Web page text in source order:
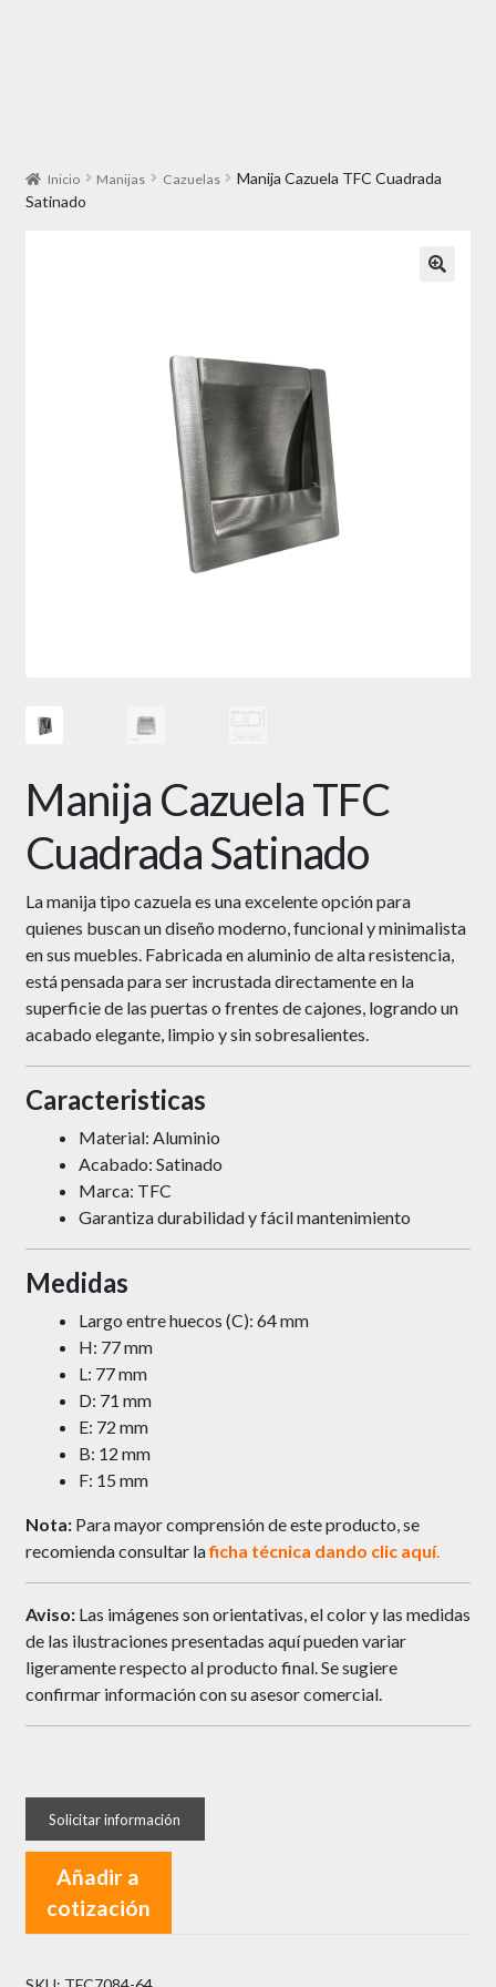
Inicio Manijas Cazuelas
Manija Cazuela TFC Cuadrada
Satinado
Manija Cazuela TFC
Cuadrada Satinado
La manija tipo cazuela es una excelente opción para
quienes buscan un diseño moderno, funcional y minimalista
en sus muebles. Fabricada en aluminio de alta resistencia,
está pensada para ser incrustada directamente en la
superficie de las puertas o frentes de cajones, logrando un
acabado elegante, limpio y sin sobresalientes.
Caracteristicas
Material: Aluminio
Acabado: Satinado
Marca: TFC
Garantiza durabilidad y fácil mantenimiento
Medidas
Largo entre huecos (C): 64 mm
H: 77 mm
L: 77 mm
D: 71 mm
E: 72 mm
B: 12 mm
F: 15 mm
Nota:Para mayor comprensión de este producto, se
recomienda consultar laficha técnica dando clic aquí.
Aviso: Las imágenes son orientativas, el color y las medidas
de las ilustraciones presentadas aquí pueden variar
ligeramente respecto al producto final. Se sugiere
confirmar información con su asesor comercial.
Añadir a
cotización